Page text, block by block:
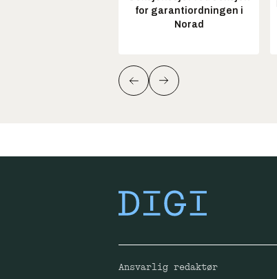
for garantiordningen i
Norad
Ansvarlig redaktør